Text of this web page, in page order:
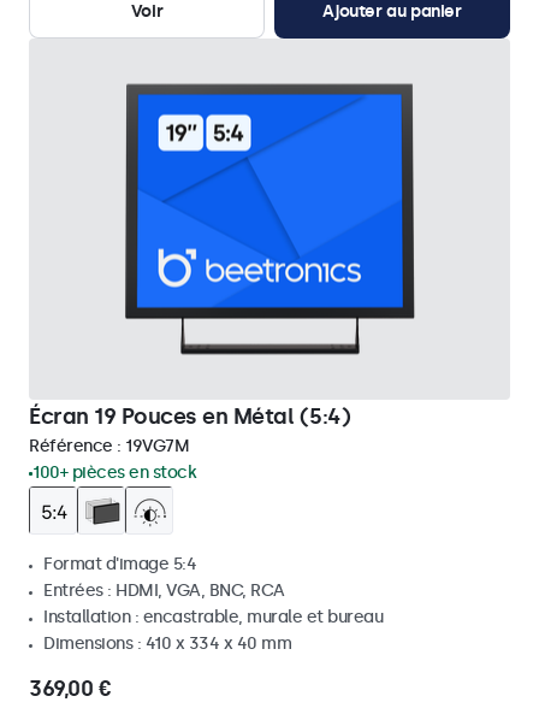
Voir
Ajouter au panier
Écran 19 Pouces en Métal (5:4)
Référence : 19VG7M
100+ pièces en stock
Format d'image 5:4
Entrées : HDMI, VGA, BNC, RCA
Installation : encastrable, murale et bureau
Dimensions : 410 x 334 x 40 mm
369,00 €